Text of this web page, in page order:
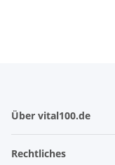
Über vital100.de
Rechtliches